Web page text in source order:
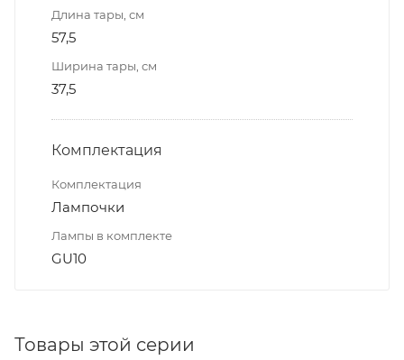
Длина тары, см
57,5
Ширина тары, см
37,5
Комплектация
Комплектация
Лампочки
Лампы в комплекте
GU10
Товары этой серии